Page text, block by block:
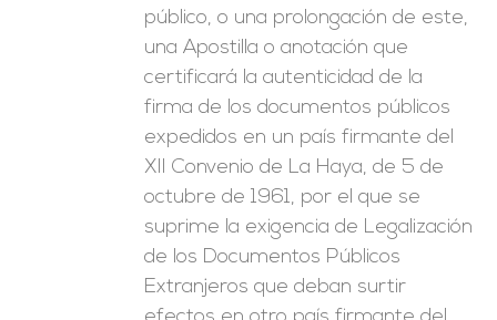
público, o una prolongación de este,
una Apostilla o anotación que
certificará la autenticidad de la
firma de los documentos públicos
expedidos en un país firmante del
XII Convenio de La Haya, de 5 de
octubre de 1961, por el que se
suprime la exigencia de Legalización
de los Documentos Públicos
Extranjeros que deban surtir